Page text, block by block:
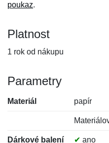
poukaz.
Platnost
1 rok od nákupu
Parametry
Materiál papír
Dárkové balení ✔ ano